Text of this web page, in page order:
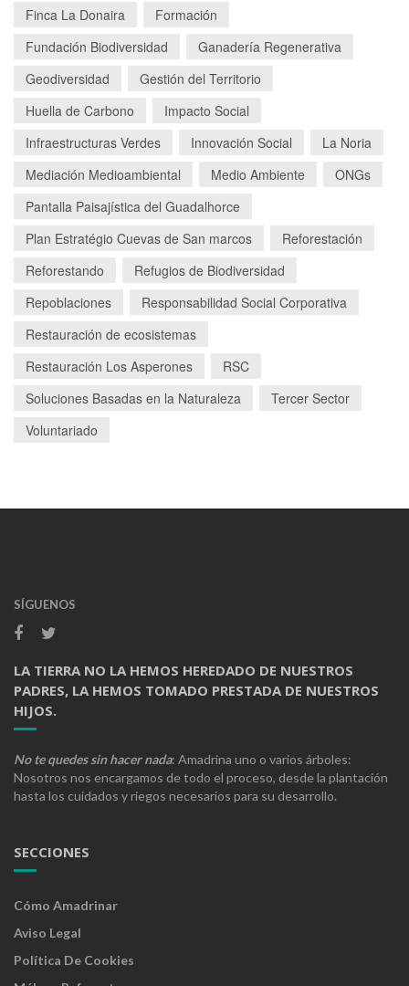
Finca La Donaira
Formación
Fundación Biodiversidad
Ganadería Regenerativa
Geodiversidad
Gestión del Territorio
Huella de Carbono
Impacto Social
Infraestructuras Verdes
Innovación Social
La Noria
Mediación Medioambiental
Medio Ambiente
ONGs
Pantalla Paisajística del Guadalhorce
Plan Estratégio Cuevas de San marcos
Reforestación
Reforestando
Refugios de Biodiversidad
Repoblaciones
Responsabilidad Social Corporativa
Restauración de ecosistemas
Restauración Los Asperones
RSC
Soluciones Basadas en la Naturaleza
Tercer Sector
Voluntariado
SÍGUENOS
LA TIERRA NO LA HEMOS HEREDADO DE NUESTROS
PADRES, LA HEMOS TOMADO PRESTADA DE NUESTROS
HIJOS.
No te quedes sin hacer nada: Amadrina uno o varios árboles:
Nosotros nos encargamos de todo el proceso, desde la plantación
hasta los cuidados y riegos necesarios para su desarrollo.
SECCIONES
Cómo Amadrinar
Aviso Legal
Política De Cookies